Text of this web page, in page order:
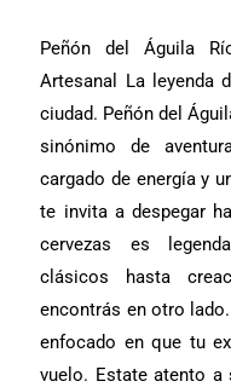
Peñón del Águila
Artesanal La leyenda
ciudad. Peñón del
sinónimo de
cargado de energía y
te invita a despegar
cervezas es
clásicos hasta
encontrás en otro
enfocado en que tu
vuelo. Estate atento a